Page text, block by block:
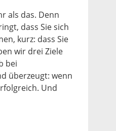
als das. Denn
dass Sie sich
kurz: dass Sie
wir drei Ziele
bei
überzeugt: wenn
Und